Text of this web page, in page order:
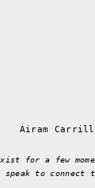
Airam
for a few
speak to connect